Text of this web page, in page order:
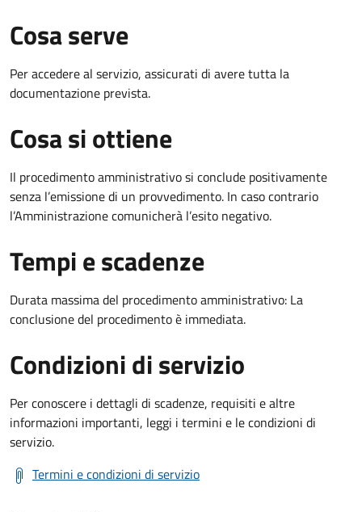
Cosa serve
Per accedere al servizio, assicurati di avere tutta la
documentazione prevista.
Cosa si ottiene
Il procedimento amministrativo si conclude positivamente
senza l’emissione di un provvedimento. In caso contrario
l’Amministrazione comunicherà l’esito negativo.
Tempi e scadenze
Durata massima del procedimento amministrativo: La
conclusione del procedimento è immediata.
Condizioni di servizio
Per conoscere i dettagli di scadenze, requisiti e altre
informazioni importanti, leggi i termini e le condizioni di
servizio.
Termini e condizioni di servizio